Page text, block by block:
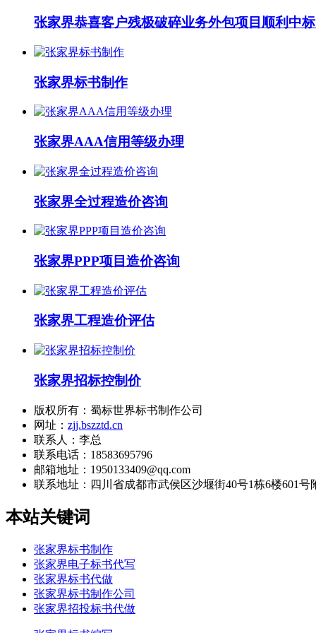
张家界恭喜客户残极破碎业务外包项目顺利中
张家界标书制作
张家界AAA信用等级办理
张家界全过程造价咨询
张家界PPP项目造价咨询
张家界工程造价评估
张家界招标控制价
版权所有：蜀标世界标书制作公司
网址： zjj.bszztd.cn
联系人：李总
联系电话：18583695796
邮箱地址：1950133409@qq.com
联系地址： 四川省成都市武侯区沙堰街40号1栋6楼601号
本站关键词
张家界标书制作
张家界电子标书代写
张家界标书代做
张家界标书制作公司
张家界招投标书代做